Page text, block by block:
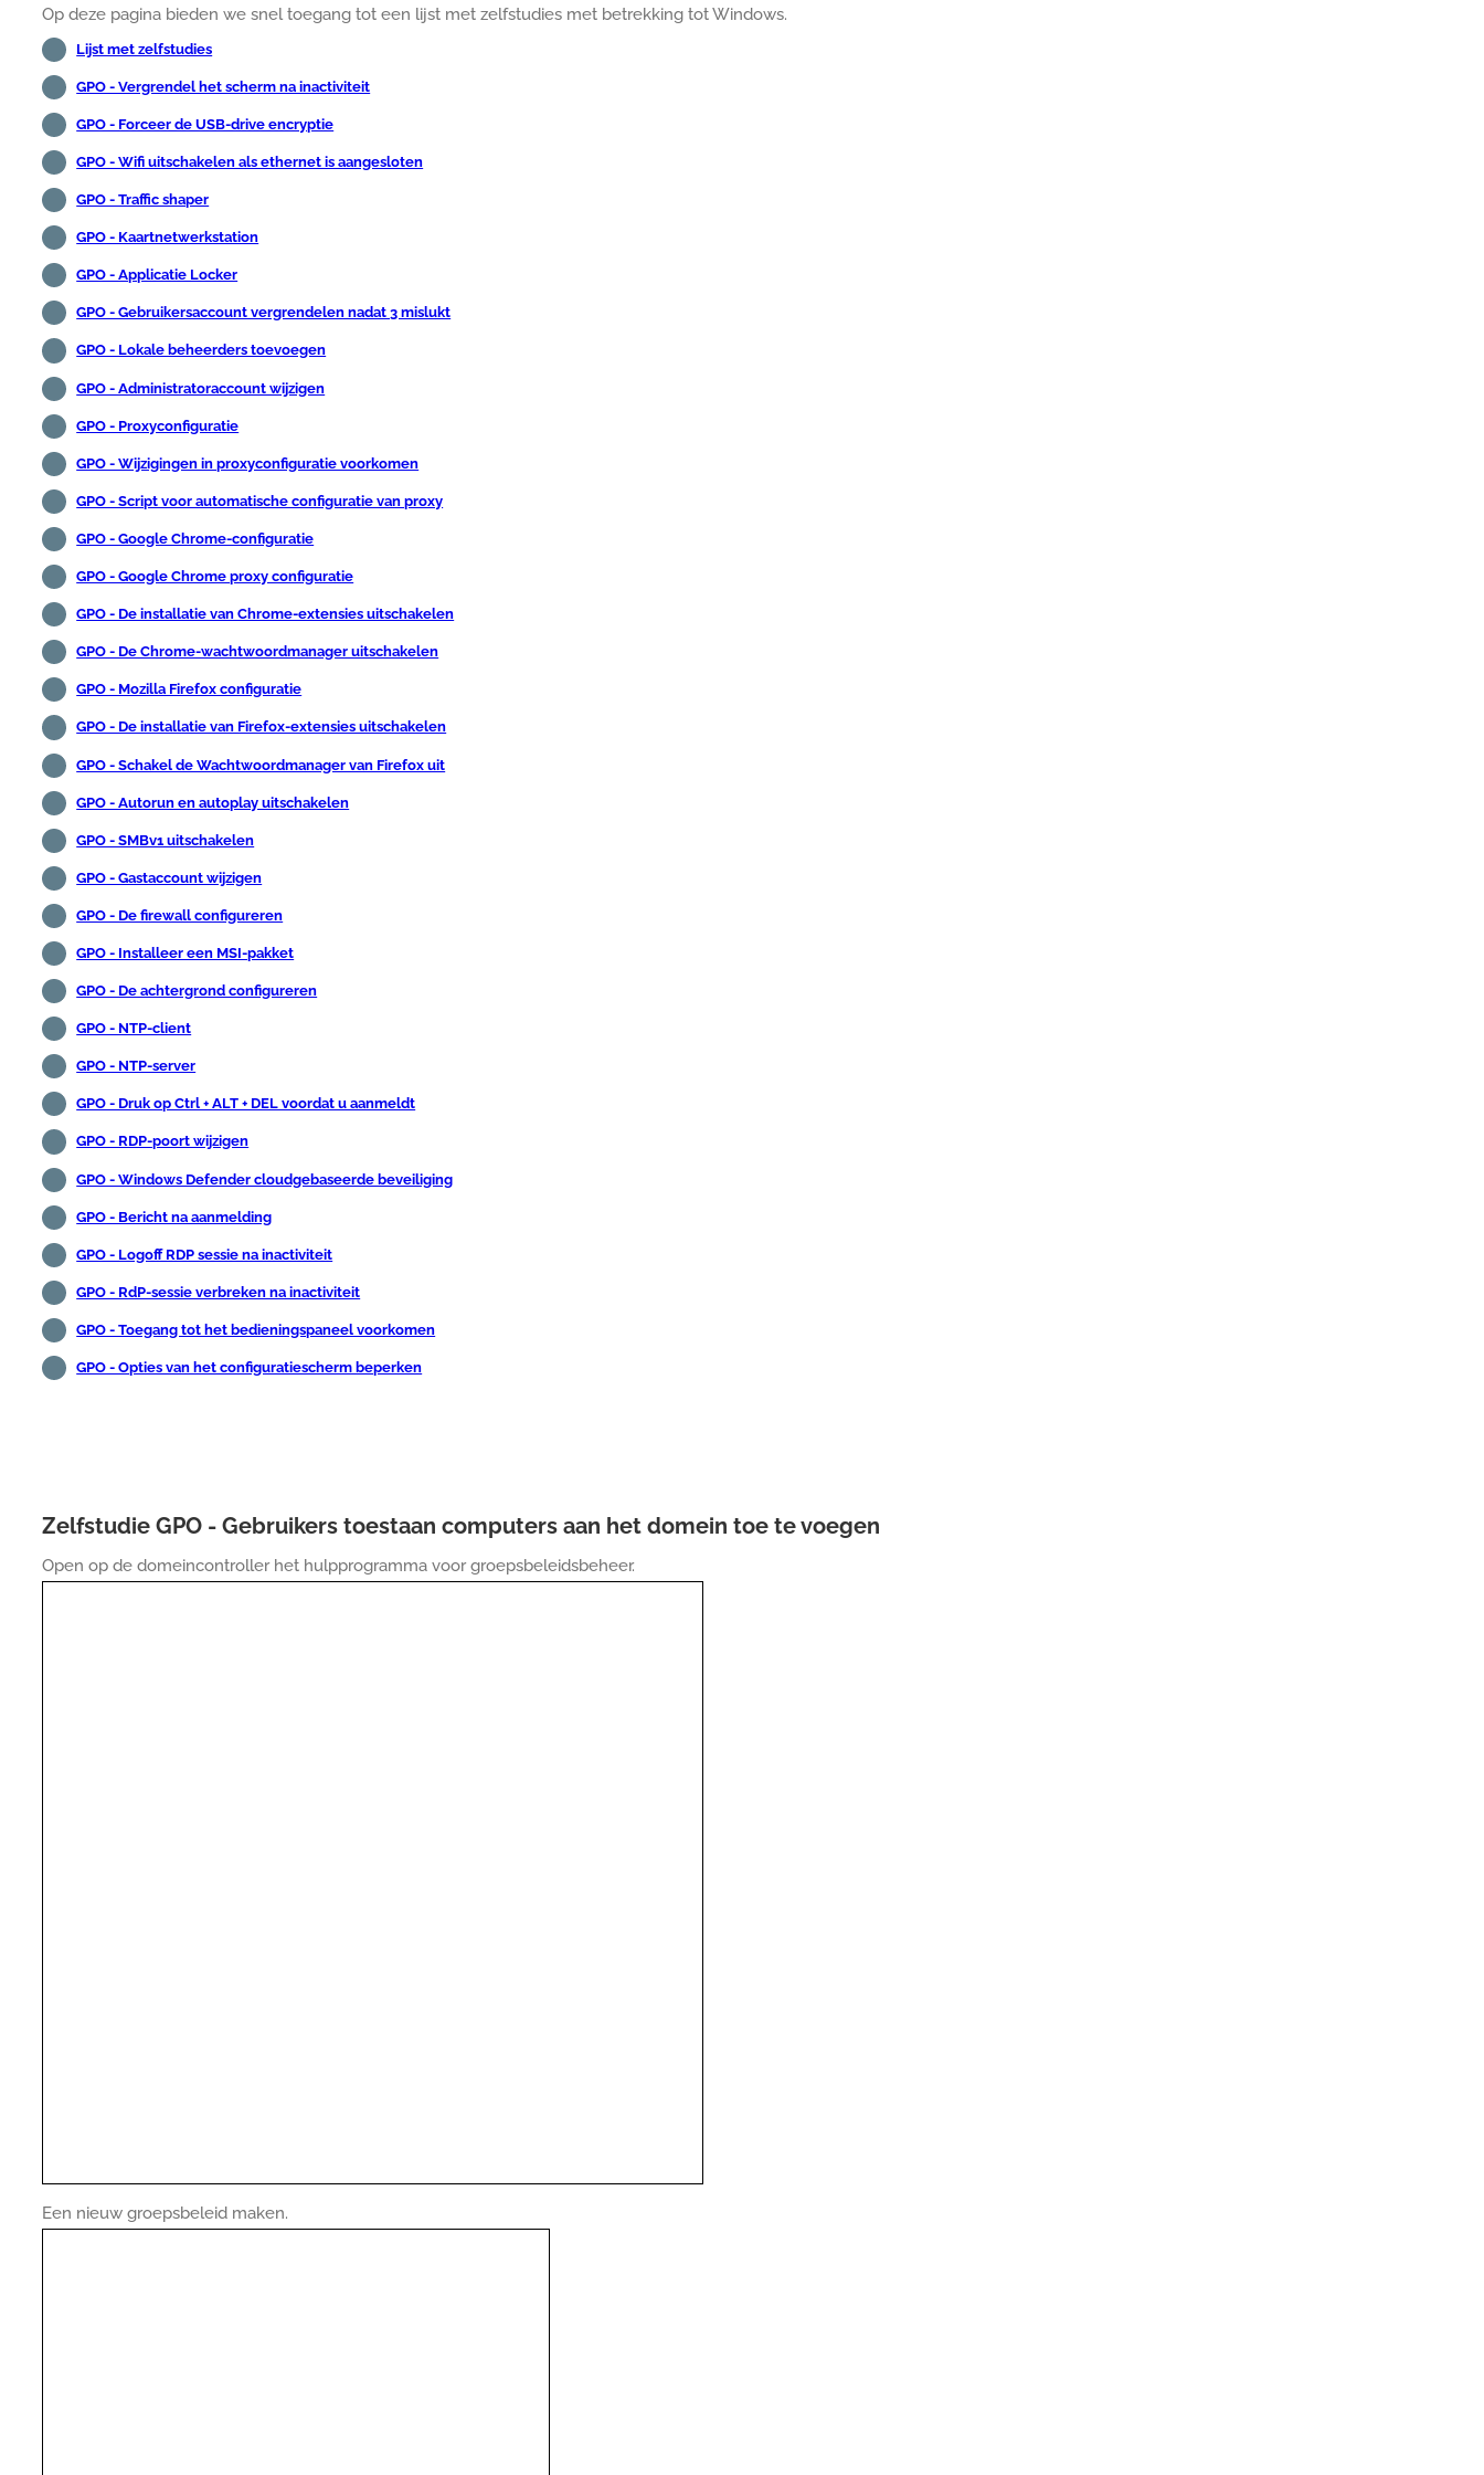
Op deze pagina bieden we snel toegang tot een lijst met zelfstudies met betrekking tot Windows.
Lijst met zelfstudies
GPO - Vergrendel het scherm na inactiviteit
GPO - Forceer de USB-drive encryptie
GPO - Wifi uitschakelen als ethernet is aangesloten
GPO - Traffic shaper
GPO - Kaartnetwerkstation
GPO - Applicatie Locker
GPO - Gebruikersaccount vergrendelen nadat 3 mislukt
GPO - Lokale beheerders toevoegen
GPO - Administratoraccount wijzigen
GPO - Proxyconfiguratie
GPO - Wijzigingen in proxyconfiguratie voorkomen
GPO - Script voor automatische configuratie van proxy
GPO - Google Chrome-configuratie
GPO - Google Chrome proxy configuratie
GPO - De installatie van Chrome-extensies uitschakelen
GPO - De Chrome-wachtwoordmanager uitschakelen
GPO - Mozilla Firefox configuratie
GPO - De installatie van Firefox-extensies uitschakelen
GPO - Schakel de Wachtwoordmanager van Firefox uit
GPO - Autorun en autoplay uitschakelen
GPO - SMBv1 uitschakelen
GPO - Gastaccount wijzigen
GPO - De firewall configureren
GPO - Installeer een MSI-pakket
GPO - De achtergrond configureren
GPO - NTP-client
GPO - NTP-server
GPO - Druk op Ctrl + ALT + DEL voordat u aanmeldt
GPO - RDP-poort wijzigen
GPO - Windows Defender cloudgebaseerde beveiliging
GPO - Bericht na aanmelding
GPO - Logoff RDP sessie na inactiviteit
GPO - RdP-sessie verbreken na inactiviteit
GPO - Toegang tot het bedieningspaneel voorkomen
GPO - Opties van het configuratiescherm beperken
Zelfstudie GPO - Gebruikers toestaan computers aan het domein toe te voegen
Open op de domeincontroller het hulpprogramma voor groepsbeleidsbeheer.
Een nieuw groepsbeleid maken.